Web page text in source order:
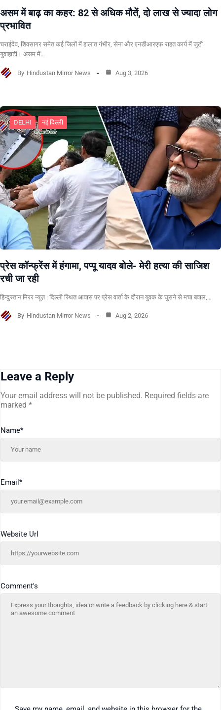
असम में बाढ़ का कहर: 82 से अधिक मौतें, दो लाख से ज्यादा लोग
प्रभावित
चराईदेव, शिवसागर समेत कई जिलों में हालात गंभीर, सेना और एनडीआरएफ राहत कार्य में जुटी
गुवाहाटी। असम में…
By Hindustan Mirror News Aug 3, 2026
DELHI नई दिल्ली
प्रेस कॉन्फ्रेंस में हंगामा, पप्पू यादव बोले- मेरी हत्या की साजिश
रची जा रही
हिन्दुस्तान मिरर न्यूज़ : दिल्ली स्थित आवास पर प्रेस वार्ता के दौरान युवक के घुसने से मचा बवाल,…
By Hindustan Mirror News Aug 2, 2026
Leave a Reply
Your email address will not be published. Required fields are
marked *
Comment's
Name*
Email *
Website Url